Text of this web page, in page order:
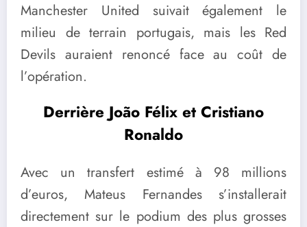
Manchester United suivait également le
milieu de terrain portugais, mais les Red
Devils auraient renoncé face au coût de
l’opération.
Derrière João Félix et Cristiano
Ronaldo
Avec un transfert estimé à 98 millions
d’euros, Mateus Fernandes s’installerait
directement sur le podium des plus grosses